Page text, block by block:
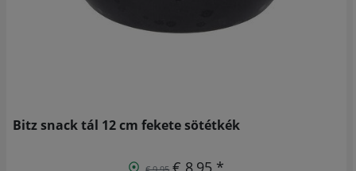
Bitz snack tál 12 cm fekete sötétkék
€ 8,95 *